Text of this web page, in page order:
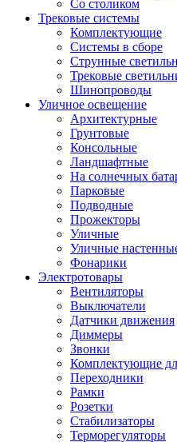
Со столиком
Трековые системы
Комплектующие
Системы в сборе
Струнные
Трековые
Шинопроводы
Уличное освещение
Архитектурные
Грунтовые
Консольные
Ландшафтные
На солнечных
Парковые
Подводные
Прожекторы
Уличные
Уличные
Фонарики
Электротовары
Вентиляторы
Выключатели
Датчики движения
Диммеры
Звонки
Комплектующие
Переходники
Рамки
Розетки
Стабилизаторы
Терморегуляторы